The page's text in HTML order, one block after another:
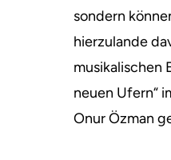
sondern
hierzulande
musikalischen
neuen Ufern“
Onur Özman